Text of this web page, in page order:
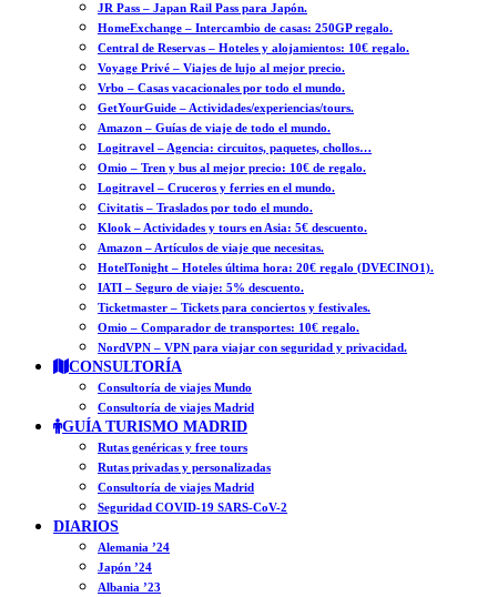
JR Pass – Japan Rail Pass para Japón.
HomeExchange – Intercambio de casas: 250GP regalo.
Central de Reservas – Hoteles y alojamientos: 10€ regalo.
Voyage Privé – Viajes de lujo al mejor precio.
Vrbo – Casas vacacionales por todo el mundo.
GetYourGuide – Actividades/experiencias/tours.
Amazon – Guías de viaje de todo el mundo.
Logitravel – Agencia: circuitos, paquetes, chollos…
Omio – Tren y bus al mejor precio: 10€ de regalo.
Logitravel – Cruceros y ferries en el mundo.
Civitatis – Traslados por todo el mundo.
Klook – Actividades y tours en Asia: 5€ descuento.
Amazon – Artículos de viaje que necesitas.
HotelTonight – Hoteles última hora: 20€ regalo (DVECINO1).
IATI – Seguro de viaje: 5% descuento.
Ticketmaster – Tickets para conciertos y festivales.
Omio – Comparador de transportes: 10€ regalo.
NordVPN – VPN para viajar con seguridad y privacidad.
CONSULTORÍA
Consultoría de viajes Mundo
Consultoría de viajes Madrid
GUÍA TURISMO MADRID
Rutas genéricas y free tours
Rutas privadas y personalizadas
Consultoría de viajes Madrid
Seguridad COVID-19 SARS-CoV-2
DIARIOS
Alemania ’24
Japón ’24
Albania ’23